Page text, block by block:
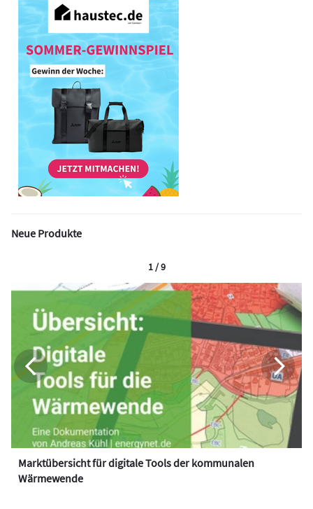
Neue Produkte
Marktübersicht für digitale Tools der kommunalen
Wärmewende
1 / 9